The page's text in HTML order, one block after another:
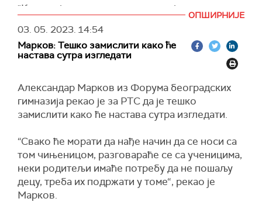
"Код троје су завршене операције, налазе се у
интензивној нези. Двоје се потпуно
пробудило и екстубирани су, наставница се
полако буди, сви су стабилно“, рекао је
Ашанин.
Пацијент који је од пријема био у лошем стању
има комплексне прострелне повреде грудног
коша и врата, као и кичме, рекао је Ашанин
додајући да мисли да ће његово стање "ићи у
добром правцу".
ОПШИРНИЈЕ
03. 05. 2023. 14:54
Марков: Тешко замислити како ће
настава сутра изгледати
Александар Марков из Форума београдских
гимназија рекао је за РТС да је тешко
замислити како ће настава сутра изгледати.
“Свако ће морати да нађе начин да се носи са
том чињеницом, разговараће се са ученицима,
неки родитељи имаће потребу да не пошаљу
децу, треба их подржати у томе“, рекао је
Марков.